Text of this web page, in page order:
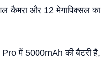
कैमरा और 12 मेगापिक्सल का
में 5000mAh की बैटरी है,